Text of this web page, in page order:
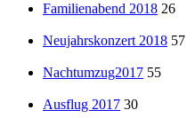
Familienabend 2018 26
Neujahrskonzert 2018 57
Nachtumzug2017 55
Ausflug 2017 30